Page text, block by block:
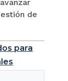
de
para